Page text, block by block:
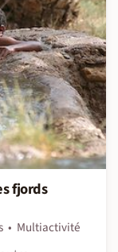
fjords
Multiactivité